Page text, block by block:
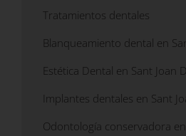
Tratamientos dentales
Blanqueamiento dental en
Estética Dental en Sant Joan
Implantes dentales en Sant
Odontología conservadora